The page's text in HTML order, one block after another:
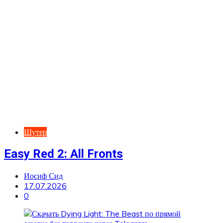
Шутер
Easy Red 2: All Fronts
Иосиф Сид
17.07.2026
0